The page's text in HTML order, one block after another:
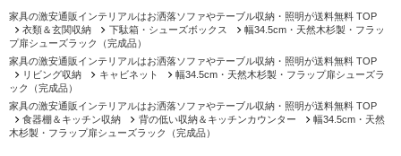
家具の激安通販インテリアルはお洒落ソファやテーブル収納・照明が送料無料 TOP
衣類＆玄関収納
下駄箱・シューズボックス
幅34.5cm・天然木杉製・フラッ
プ扉シューズラック（完成品）
家具の激安通販インテリアルはお洒落ソファやテーブル収納・照明が送料無料 TOP
リビング収納
キャビネット
幅34.5cm・天然木杉製・フラップ扉シューズラ
ック（完成品）
家具の激安通販インテリアルはお洒落ソファやテーブル収納・照明が送料無料 TOP
食器棚＆キッチン収納
背の低い収納＆キッチンカウンター
幅34.5cm・天然
木杉製・フラップ扉シューズラック（完成品）